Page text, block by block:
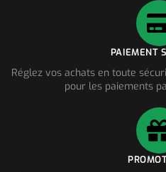
PAIEMENT
Réglez vos achats en toute
pour les paiements